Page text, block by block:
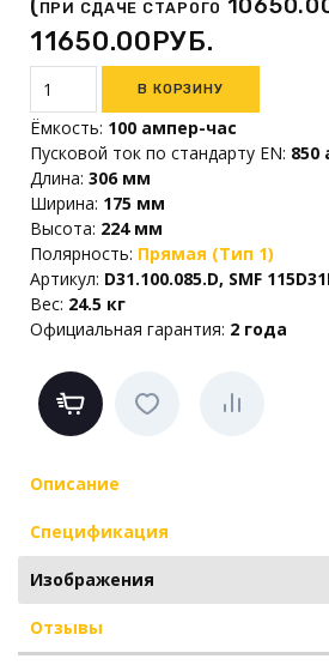
(ПРИ СДАЧЕ СТАРОГО
11650.00РУБ.
Ёмкость: 100 ампер-час
Пусковой ток по стандарту EN: 850
Длина: 306 мм
Ширина: 175 мм
Высота: 224 мм
Полярность: Прямая (Тип 1)
Артикул: D31.100.085.D, SMF
Вес: 24.5 кг
Официальная гарантия: 2 года
Описание
Спецификация
Изображения
Отзывы